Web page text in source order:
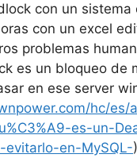
con un sistema
con un excel
problemas
es un bloqueo de
en ese server
hc/es/
es-un-
evitarlo-en-MySQL-)